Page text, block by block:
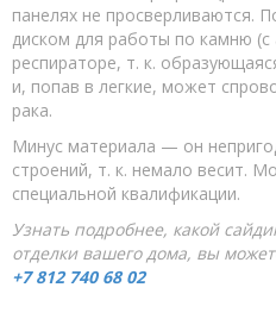
панелях не просверливаются.
диском для работы по камню
респираторе, т. к.
и, попав в легкие, может
рака.
Минус материала — он
строений, т. к. немало весит.
специальной квалификации.
Узнать подробнее, какой
отделки вашего дома, вы
+7 812 740 68 02